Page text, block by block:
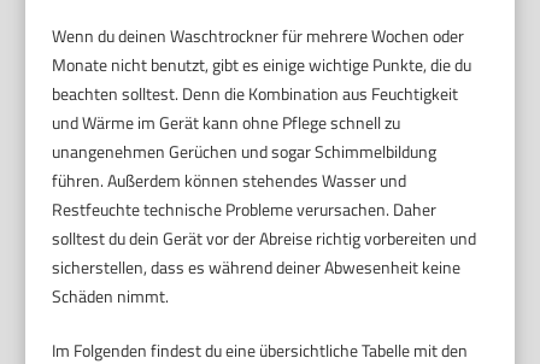
Wenn du deinen Waschtrockner für mehrere Wochen oder
Monate nicht benutzt, gibt es einige wichtige Punkte, die du
beachten solltest. Denn die Kombination aus Feuchtigkeit
und Wärme im Gerät kann ohne Pflege schnell zu
unangenehmen Gerüchen und sogar Schimmelbildung
führen. Außerdem können stehendes Wasser und
Restfeuchte technische Probleme verursachen. Daher
solltest du dein Gerät vor der Abreise richtig vorbereiten und
sicherstellen, dass es während deiner Abwesenheit keine
Schäden nimmt.
Im Folgenden findest du eine übersichtliche Tabelle mit den